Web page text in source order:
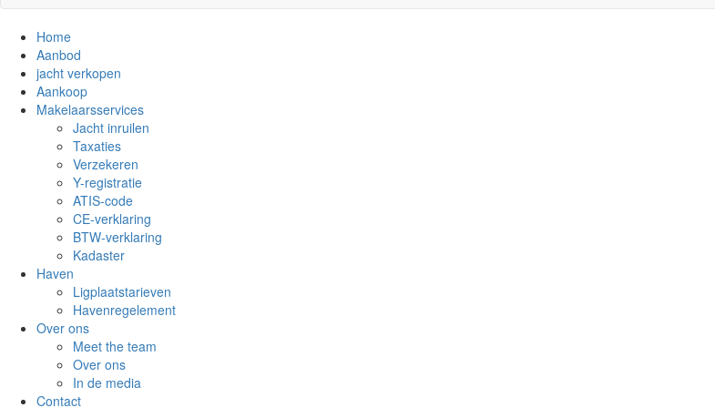
Home
Aanbod
jacht verkopen
Aankoop
Makelaarsservices
Jacht inruilen
Taxaties
Verzekeren
Y-registratie
ATIS-code
CE-verklaring
BTW-verklaring
Kadaster
Haven
Ligplaatstarieven
Havenregelement
Over ons
Meet the team
Over ons
In de media
Contact